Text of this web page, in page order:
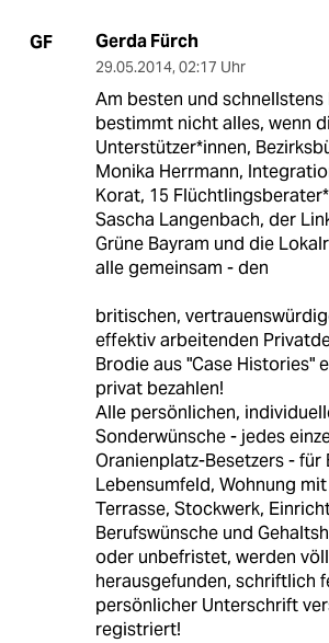
GF Gerda Fürch
29.05.2014, 02:17 Uhr
Am besten und schnellstens
bestimmt nicht alles, wenn
Unterstützer*innen,
Monika Herrmann,
Korat, 15
Sascha Langenbach, der
Grüne Bayram und die
alle gemeinsam - den
britischen,
effektiv arbeitenden
Brodie aus "Case Histories"
privat bezahlen!
Alle persönlichen,
Sonderwünsche - jedes
Oranienplatz-Besetzers - für
Lebensumfeld, Wohnung
Terrasse, Stockwerk,
Berufswünsche und
oder unbefristet, werden
herausgefunden, schriftlich
persönlicher Unterschrift
registriert!